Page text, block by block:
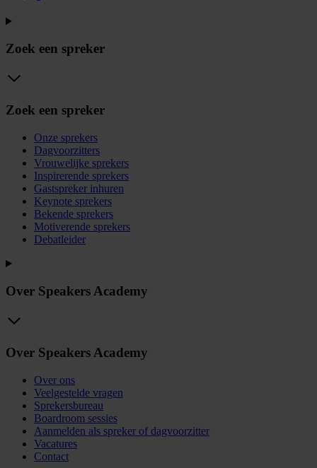
Zoek een spreker
Zoek een spreker
Onze sprekers
Dagvoorzitters
Vrouwelijke sprekers
Inspirerende sprekers
Gastspreker inhuren
Keynote sprekers
Bekende sprekers
Motiverende sprekers
Debatleider
Over Speakers Academy
Over Speakers Academy
Over ons
Veelgestelde vragen
Sprekersbureau
Boardroom sessies
Aanmelden als spreker of dagvoorzitter
Vacatures
Contact